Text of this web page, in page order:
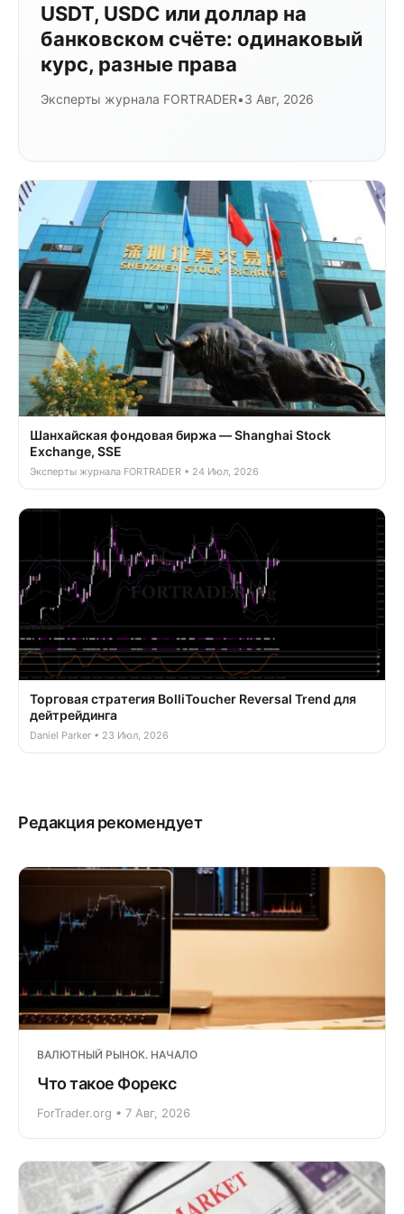
USDT, USDC или доллар на
банковском счёте: одинаковый
курс, разные права
Эксперты журнала FORTRADER•3 Авг, 2026
Шанхайская фондовая биржа — Shanghai Stock
Exchange, SSE
Эксперты журнала FORTRADER • 24 Июл, 2026
Торговая стратегия BolliToucher Reversal Trend для
дейтрейдинга
Daniel Parker • 23 Июл, 2026
Редакция рекомендует
ВАЛЮТНЫЙ РЫНОК. НАЧАЛО
Что такое Форекс
ForTrader.org • 7 Авг, 2026